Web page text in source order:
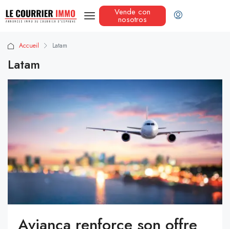
Vende con
nosotros
Accueil Latam
Latam